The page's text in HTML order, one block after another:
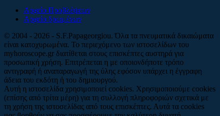
Αρχείο Προβλέψεων
Αρχείο δρωμένων
© 2004 - 2026 - S.F.Papageorgiou. Όλα τα πνευματικά δικαιώματα
είναι κατοχυρωμένα. Το περιεχόμενο των ιστοσελίδων του
myhoroscope.gr διατίθεται στους επισκέπτες αυστηρά για
προσωπική χρήση. Επιτρέπεται η με οποιονδήποτε τρόπο
αντιγραφή ή αναπαραγωγή της ύλης εφόσον υπάρχει η έγγραφη
άδεια του εκδότη ή του δημιουργού.
Αυτή η ιστοσελίδα χρησιμοποιεί cookies. Χρησιμοποιούμε cookies
(επίσης από τρίτα μέρη) για τη συλλογή πληροφοριών σχετικά με
τη χρήση της ιστοσελίδας από τους επισκέπτες. Αυτά τα cookies